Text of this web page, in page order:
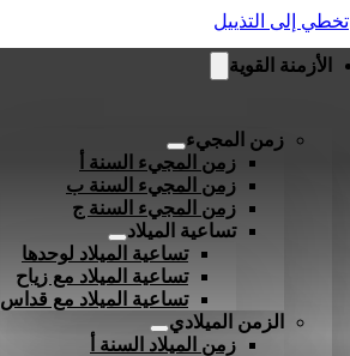
تخطي إلى التذييل
الأزمنة القوية
زمن المجيء
زمن المجيء السنة أ
زمن المجيء السنة ب
زمن المجيء السنة ج
تساعية الميلاد
تساعية الميلاد لوحدها
تساعية الميلاد مع زياح
تساعية الميلاد مع قداس
الزمن الميلادي
زمن الميلاد السنة أ